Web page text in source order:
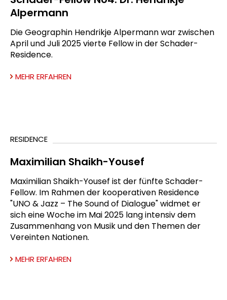
Alpermann
Die Geographin Hendrikje Alpermann war zwischen
April und Juli 2025 vierte Fellow in der Schader-
Residence.
MEHR ERFAHREN
RESIDENCE
Maximilian Shaikh-Yousef
Maximilian Shaikh-Yousef ist der fünfte Schader-
Fellow. Im Rahmen der kooperativen Residence
"UNO & Jazz – The Sound of Dialogue" widmet er
sich eine Woche im Mai 2025 lang intensiv dem
Zusammenhang von Musik und den Themen der
Vereinten Nationen.
MEHR ERFAHREN